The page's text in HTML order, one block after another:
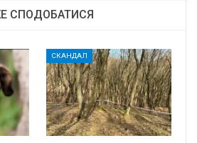
СПОДОБАТИСЯ
СКАНДАЛ